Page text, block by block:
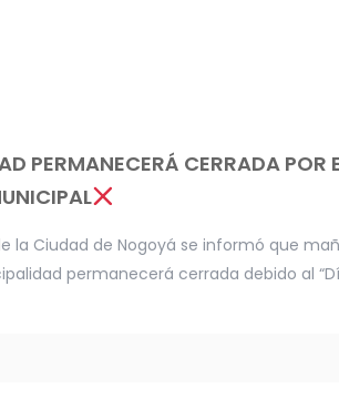
PERMANECERÁ CERRADA POR
la Ciudad de Nogoyá se informó que
permanecerá cerrada debido al